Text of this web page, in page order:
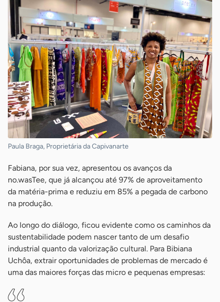
Paula Braga, Proprietária da Capivanarte
Fabiana, por sua vez, apresentou os avanços da
no.wasTee, que já alcançou até 97% de aproveitamento
da matéria-prima e reduziu em 85% a pegada de carbono
na produção.
Ao longo do diálogo, ficou evidente como os caminhos da
sustentabilidade podem nascer tanto de um desafio
industrial quanto da valorização cultural. Para Bibiana
Uchôa, extrair oportunidades de problemas de mercado é
uma das maiores forças das micro e pequenas empresas: